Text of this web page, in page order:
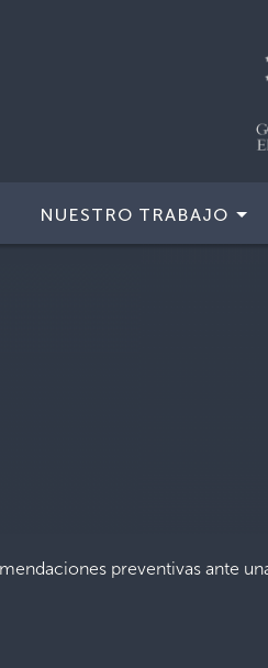
NUESTRO TRABAJO
preventivas ante